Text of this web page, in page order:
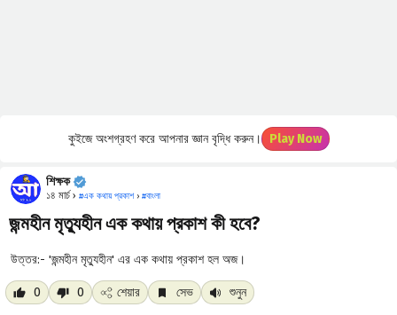
কুইজে অংশগ্রহণ করে আপনার জ্ঞান বৃদ্ধি করুন। Play Now
শিক্ষক
১৪ মার্চ › #এক কথায় প্রকাশ › #বাংলা
জন্মহীন মৃত্যুহীন এক কথায় প্রকাশ কী হবে?
উত্তর:- 'জন্মহীন মৃত্যুহীন' এর এক কথায় প্রকাশ হল অজ।
0 0 শেয়ার সেভ শুনুন